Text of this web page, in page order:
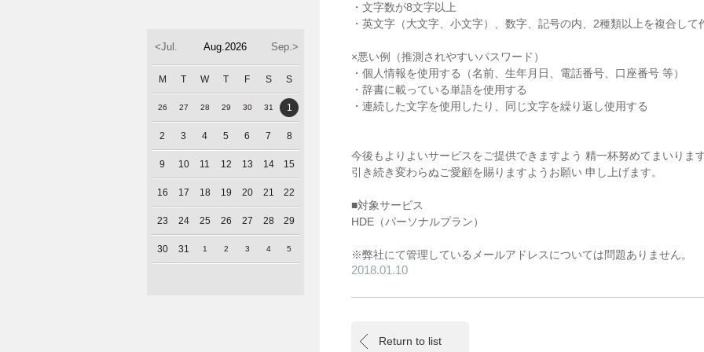
・文字数が8文字以上
・英文字（大文字、小文字）、数字、記号の内、2種類以上を複合して
×悪い例（推測されやすいパスワード）
・個人情報を使用する（名前、生年月日、電話番号、口座番号 等）
・辞書に載っている単語を使用する
・連続した文字を使用したり、同じ文字を繰り返し使用する
今後もよりよいサービスをご提供できますよう 精一杯努めてまいります
引き続き変わらぬご愛顧を賜りますようお願い 申し上げます。
■対象サービス
HDE（パーソナルプラン）
※弊社にて管理しているメールアドレスについては問題ありません。
2018.01.10
Return to list
<Jul. Aug.2026 Sep.>
M T W T F S S
26 27 28 29 30 31 1
2 3 4 5 6 7 8
9 10 11 12 13 14 15
16 17 18 19 20 21 22
23 24 25 26 27 28 29
30 31 1 2 3 4 5